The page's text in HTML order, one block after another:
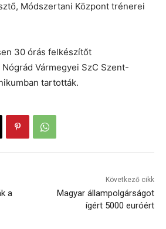
Módszertani Központ trénerei
30 órás felkészítőt
Vármegyei SzC Szent-
tartották.
a
Következő cikk
Magyar állampolgárságot
ígért 5000 euróért